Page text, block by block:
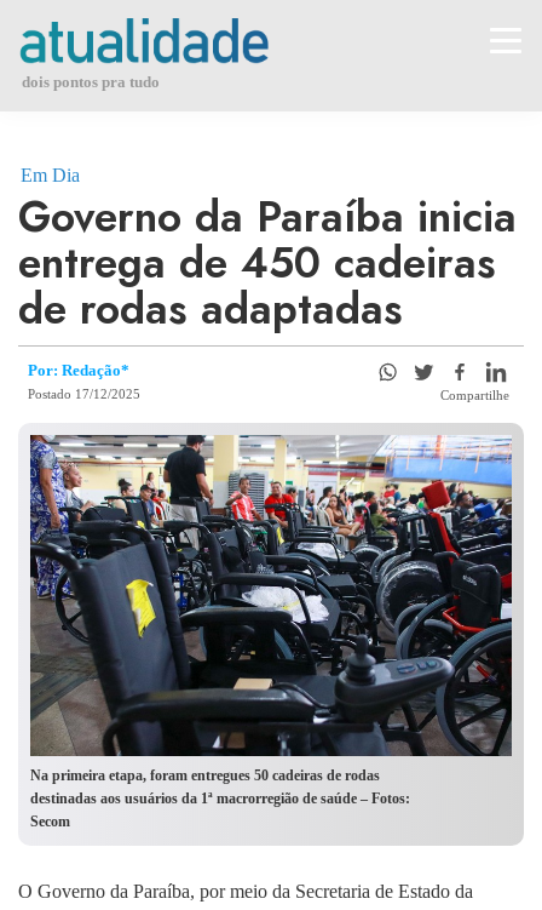
contentdois pontos pra tudo
Em Dia
Governo da Paraíba inicia
entrega de 450 cadeiras
de rodas adaptadas
Por: Redação*
Postado 17/12/2025 Compartilhe
Na primeira etapa, foram entregues 50 cadeiras de rodas
destinadas aos usuários da 1ª macrorregião de saúde – Fotos:
Secom
O Governo da Paraíba, por meio da Secretaria de Estado da